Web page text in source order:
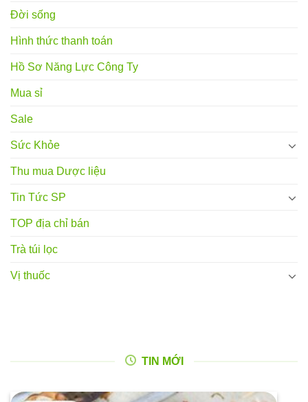
Đời sống
Hình thức thanh toán
Hồ Sơ Năng Lực Công Ty
Mua sỉ
Sale
Sức Khỏe
Thu mua Dược liệu
Tin Tức SP
TOP địa chỉ bán
Trà túi lọc
Vị thuốc
TIN MỚI